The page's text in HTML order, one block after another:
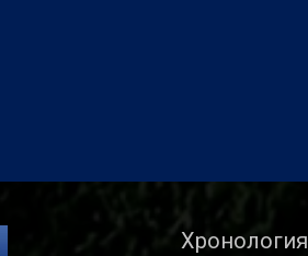
Хронология